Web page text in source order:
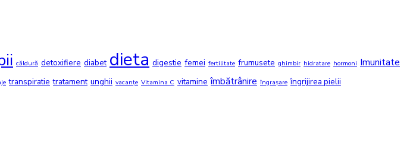
căldură detoxifiere diabet dieta digestie femei fertilitate frumusete ghimbir hidratare hormoni Imunitate
transpiratie tratament unghii vacanțe Vitamina C vitamine îmbătrânire îngrașare îngrijirea pielii